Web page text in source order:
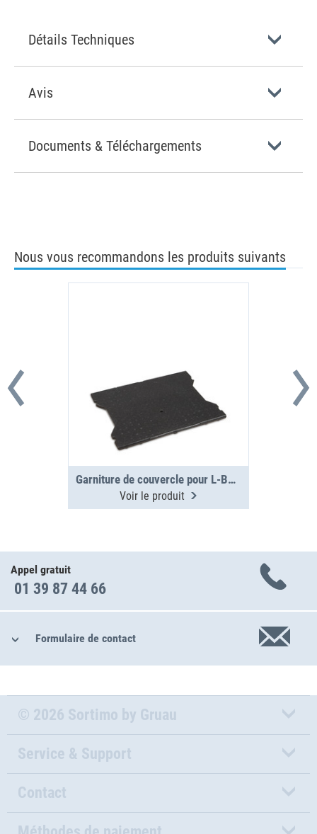
Détails Techniques
Avis
Documents & Téléchargements
Nous vous recommandons les produits suivants
Garniture de couvercle pour L-BOXX G4
Voir le produit
Appel gratuit
01 39 87 44 66
Formulaire de contact
© 2026 Sortimo by Gruau
Service & Support
Contact